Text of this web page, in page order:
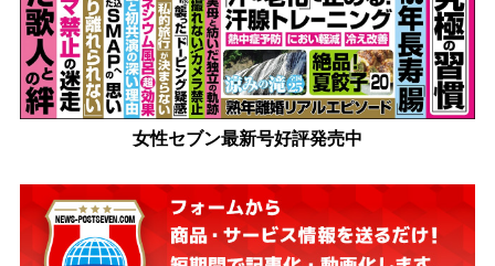
女性セブン最新号好評発売中